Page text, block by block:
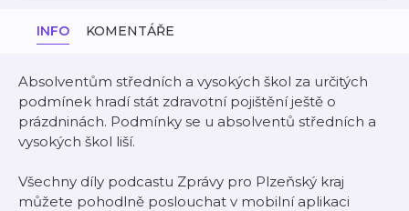
INFO KOMENTÁŘE
Absolventům středních a vysokých škol za určitých
podmínek hradí stát zdravotní pojištění ještě o
prázdninách. Podmínky se u absolventů středních a
vysokých škol liší.
Všechny díly podcastu Zprávy pro Plzeňský kraj
můžete pohodlně poslouchat v mobilní aplikaci